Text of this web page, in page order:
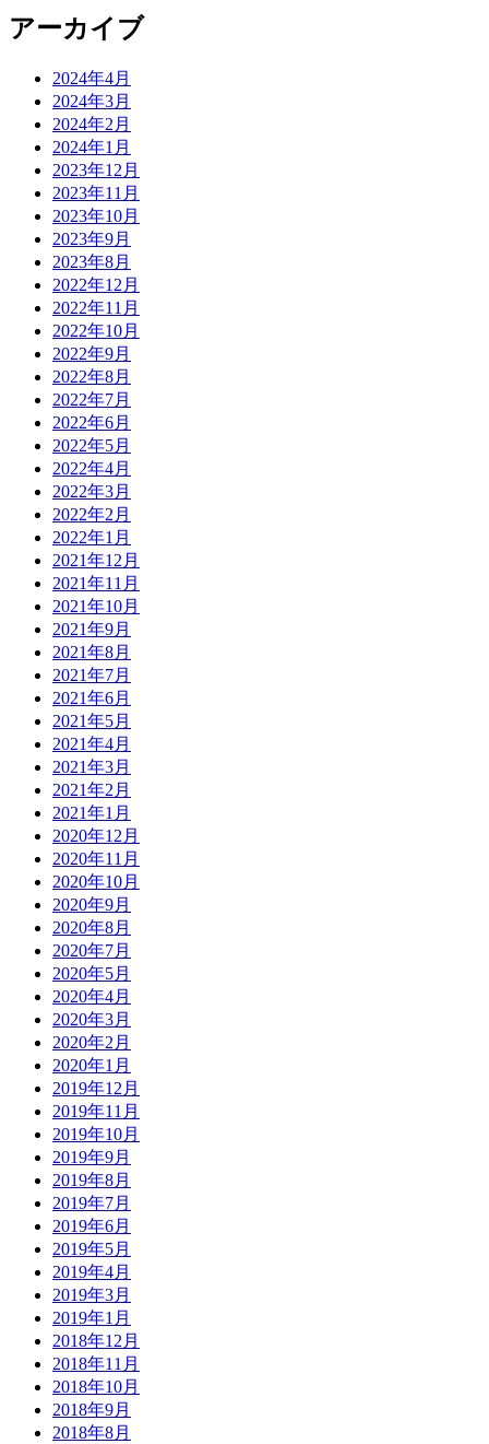
アーカイブ
2024年4月
2024年3月
2024年2月
2024年1月
2023年12月
2023年11月
2023年10月
2023年9月
2023年8月
2022年12月
2022年11月
2022年10月
2022年9月
2022年8月
2022年7月
2022年6月
2022年5月
2022年4月
2022年3月
2022年2月
2022年1月
2021年12月
2021年11月
2021年10月
2021年9月
2021年8月
2021年7月
2021年6月
2021年5月
2021年4月
2021年3月
2021年2月
2021年1月
2020年12月
2020年11月
2020年10月
2020年9月
2020年8月
2020年7月
2020年5月
2020年4月
2020年3月
2020年2月
2020年1月
2019年12月
2019年11月
2019年10月
2019年9月
2019年8月
2019年7月
2019年6月
2019年5月
2019年4月
2019年3月
2019年1月
2018年12月
2018年11月
2018年10月
2018年9月
2018年8月